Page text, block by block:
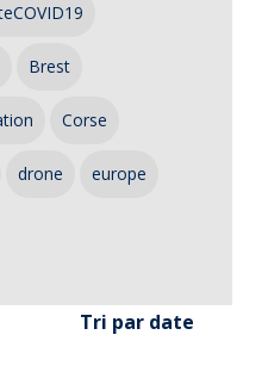
Brest
Corse
drone europe
Tri par date